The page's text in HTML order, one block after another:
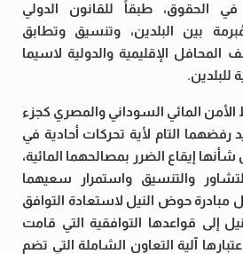
في الحقوق، طبقاً للقانون الدولي
عام 1959 المُبرمة بين البلدين، وتنسيق وتطابق
المحافل الإقليمية والدولية لاسيما
للبلدين.
الأمن المائي السوداني والمصري كجزء
رفضهما التام لأية تحركات أحادية في
إيقاع الضرر بمصالحهما المائية،
والتنسيق واستمرار سعيهما
حوض النيل لاستعادة التوافق
إلى قواعدها التوافقية التي قامت
آلية التعاون الشاملة التي تضم